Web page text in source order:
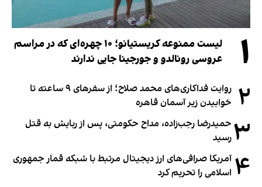
۱
لیست ممنوعه کریستیانو؛ ۱۰ چهره‌ای که در مراسم
عروسی رونالدو و جورجینا جایی ندارند
۲
روایت فداکاری‌های محمد صلاح؛ از سفرهای ۹ ساعته تا
خوابیدن زیر آسمان قاهره
۳ حمیدرضا رجب‌زاده، مداح حکومتی، پس از ربایش به قتل
رسید
۴ آمریکا صرافی‌های ارز دیجیتال مرتبط با شبکه قمار جمهوری
اسلامی را تحریم کرد